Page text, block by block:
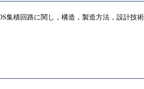
集積回路に関し，構造，製造方法，設計技